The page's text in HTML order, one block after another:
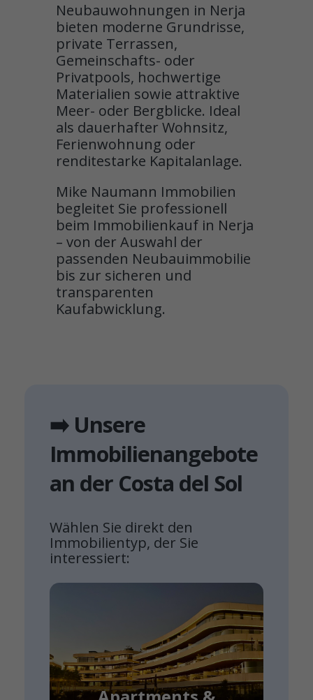
Neubauwohnungen in Nerja
bieten moderne Grundrisse,
private Terrassen,
Gemeinschafts- oder
Privatpools, hochwertige
Materialien sowie attraktive
Meer- oder Bergblicke. Ideal
als dauerhafter Wohnsitz,
Ferienwohnung oder
renditestarke Kapitalanlage.
Mike Naumann Immobilien
begleitet Sie professionell
beim Immobilienkauf in Nerja
– von der Auswahl der
passenden Neubauimmobilie
bis zur sicheren und
transparenten
Kaufabwicklung.
➡️ Unsere
Immobilienangebote
an der Costa del Sol
Wählen Sie direkt den
Immobilientyp, der Sie
interessiert: